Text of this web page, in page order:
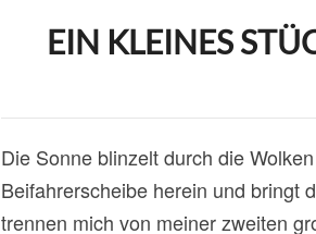
EIN KLEINES
Die Sonne blinzelt durch die
Beifahrerscheibe herein und bringt
trennen mich von meiner zweiten